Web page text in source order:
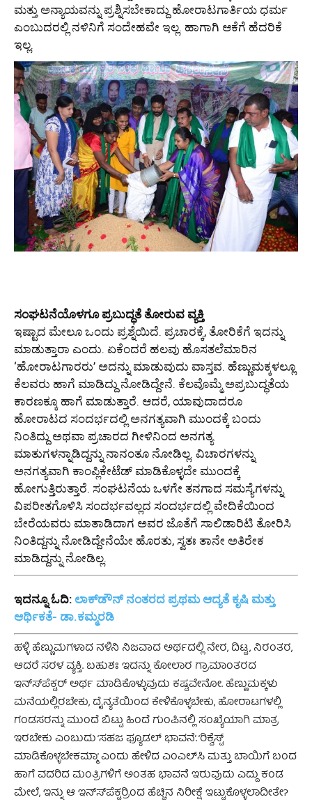
ಮತ್ತು ಅನ್ಯಾಯವನ್ನು ಪ್ರಶ್ನಿಸಬೇಕಾದ್ದು ಹೋರಾಟಗಾರ್ತಿಯ ಧರ್ಮ
ಎಂಬುದರಲ್ಲಿ ನಳಿನಿಗೆ ಸಂದೇಹವೇ ಇಲ್ಲ. ಹಾಗಾಗಿ ಆಕೆಗೆ ಹೆದರಿಕೆ
ಇಲ್ಲ.
ಸಂಘಟನೆಯೊಳಗೂ ಪ್ರಬುದ್ಧತೆ ತೋರುವ ವ್ಯಕ್ತಿ
ಇಷ್ಟಾದ ಮೇಲೂ ಒಂದು ಪ್ರಶ್ನೆಯಿದೆ. ಪ್ರಚಾರಕ್ಕೆ, ತೋರಿಕೆಗೆ ಇದನ್ನು
ಮಾಡುತ್ತಾರಾ ಎಂದು. ಏಕೆಂದರೆ ಹಲವು ಹೊಸತಲೆಮಾರಿನ
‘ಹೋರಾಟಗಾರರು’ ಅದನ್ನು ಮಾಡುವುದು ವಾಸ್ತವ. ಹೆಣ್ಣುಮಕ್ಕಳಲ್ಲೂ
ಕೆಲವರು ಹಾಗೆ ಮಾಡಿದ್ದು ನೋಡಿದ್ದೇನೆ. ಕೆಲವೊಮ್ಮೆ ಅಪ್ರಬುದ್ಧತೆಯ
ಕಾರಣಕ್ಕೂ ಹಾಗೆ ಮಾಡುತ್ತಾರೆ. ಆದರೆ, ಯಾವುದಾದರೂ
ಹೋರಾಟದ ಸಂದರ್ಭದಲ್ಲಿ ಅನಗತ್ಯವಾಗಿ ಮುಂದಕ್ಕೆ ಬಂದು
ನಿಂತಿದ್ದು ಅಥವಾ ಪ್ರಚಾರದ ಗೀಳಿನಿಂದ ಅನಗತ್ಯ
ಮಾತುಗಳನ್ನಾಡಿದ್ದನ್ನು ನಾನಂತೂ ನೋಡಿಲ್ಲ. ವಿಚಾರಗಳನ್ನು
ಅನಗತ್ಯವಾಗಿ ಕಾಂಪ್ಲಿಕೇಟೆಡ್ ಮಾಡಿಕೊಳ್ಳದೇ ಮುಂದಕ್ಕೆ
ಹೋಗುತ್ತಿರುತ್ತಾರೆ. ಸಂಘಟನೆಯ ಒಳಗೇ ತನಗಾದ ಸಮಸ್ಯೆಗಳನ್ನು
ವಿಪರೀತಗೊಳಿಸಿ ಸಂದರ್ಭವಲ್ಲದ ಸಂದರ್ಭದಲ್ಲಿ ವೇದಿಕೆಯಿಂದ
ಬೇರೆಯವರು ಮಾತಾಡಿದಾಗ ಅವರ ಜೊತೆಗೆ ಸಾಲಿಡಾರಿಟಿ ತೋರಿಸಿ
ನಿಂತಿದ್ದನ್ನು ನೋಡಿದ್ದೇನೆಯೇ ಹೊರತು, ಸ್ವತಃ ತಾನೇ ಅತಿರೇಕ
ಮಾಡಿದ್ದನ್ನು ನೋಡಿಲ್ಲ.
ಇದನ್ನೂ ಓದಿ: ಲಾಕ್‌ಡೌನ್‌ ನಂತರದ ಪ್ರಥಮ ಆದ್ಯತೆ ಕೃಷಿ ಮತ್ತು
ಆರ್ಥಿಕತೆ- ಡಾ.ಕಮ್ಮರಡಿ
ಹಳ್ಳಿ ಹೆಣ್ಣುಮಗಳಾದ ನಳಿನಿ ನಿಜವಾದ ಅರ್ಥದಲ್ಲಿ ನೇರ, ದಿಟ್ಟ, ನಿರಂತರ,
ಆದರೆ ಸರಳ ವ್ಯಕ್ತಿ. ಬಹುಶಃ ಇದನ್ನು ಕೋಲಾರ ಗ್ರಾಮಾಂತರದ
ಇನ್ಸ್‍ಪೆಕ್ಟರ್ ಅರ್ಥ ಮಾಡಿಕೊಳ್ಳುವುದು ಕಷ್ಟವೇನೋ. ಹೆಣ್ಣುಮಕ್ಕಳು
ಮನೆಯಲ್ಲಿರಬೇಕು, ದೈನ್ಯತೆಯಿಂದ ಕೇಳಿಕೊಳ್ಳಬೇಕು, ಹೋರಾಟಗಳಲ್ಲಿ
ಗಂಡಸರನ್ನು ಮುಂದೆ ಬಿಟ್ಟು ಹಿಂದೆ ಗುಂಪಿನಲ್ಲಿ ಸಂಖ್ಯೆಯಾಗಿ ಮಾತ್ರ
ಇರಬೇಕು ಎಂಬುದು ‘ಸಹಜ ಫ್ಯೂಡಲ್ ಭಾವನೆ’. ‘ರಿಕ್ವೆಸ್ಟ್
ಮಾಡಿಕೊಳ್ಳಬೇಕಮ್ಮಾ’ ಎಂದು ಹೇಳಿದ ಎಂಎಲ್‍ಸಿ ಮತ್ತು ಬಾಯಿಗೆ ಬಂದ
ಹಾಗೆ ವದರಿದ ಮಂತ್ರಿಗಳಿಗೆ ಅಂತಹ ಭಾವನೆ ಇರುವುದು ಎದ್ದು ಕಂಡ
ಮೇಲೆ, ಇನ್ನು ಆ ಇನ್ಸ್‍ಪೆಕ್ಟರ್‍ರಿಂದ ಹೆಚ್ಚಿನ ನಿರೀಕ್ಷೆ ಇಟ್ಟುಕೊಳ್ಳಲಾದೀತೇ?